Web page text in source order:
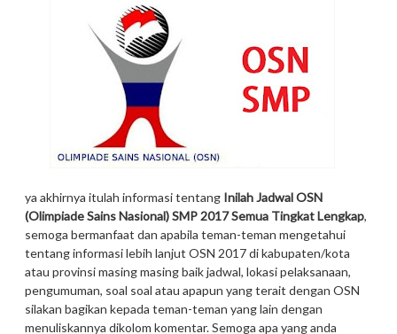
ya akhirnya itulah informasi tentang Inilah Jadwal OSN
(Olimpiade Sains Nasional) SMP 2017 Semua Tingkat Lengkap,
semoga bermanfaat dan apabila teman-teman mengetahui
tentang informasi lebih lanjut OSN 2017 di kabupaten/kota
atau provinsi masing masing baik jadwal, lokasi pelaksanaan,
pengumuman, soal soal atau apapun yang terait dengan OSN
silakan bagikan kepada teman-teman yang lain dengan
menuliskannya dikolom komentar. Semoga apa yang anda